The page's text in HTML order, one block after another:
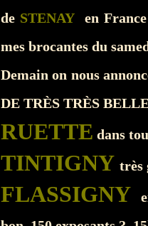
de STENAY en
mes brocantes du
Demain on nous
DE TRÈS TRÈS
RUETTE dans
TINTIGNY très
FLASSIGNY